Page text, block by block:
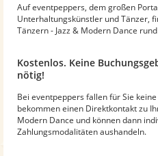
Auf eventpeppers, dem großen
Unterhaltungskünstler und Tänzer,
Tänzern - Jazz & Modern Dance
Kostenlos. Keine
nötig!
Bei eventpeppers fallen für Sie
bekommen einen Direktkontakt zu
Modern Dance und können dann
Zahlungsmodalitäten aushandeln.